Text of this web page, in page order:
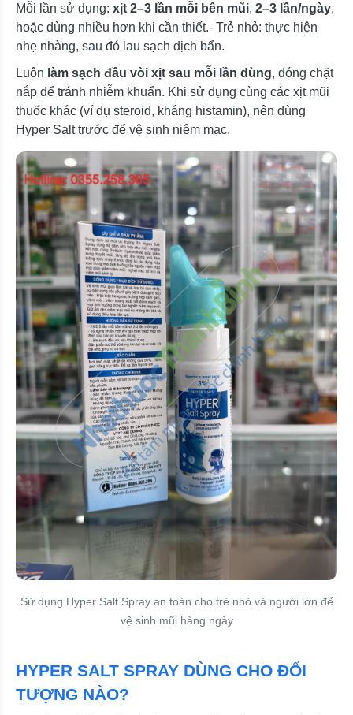
Mỗi lần sử dụng: xịt 2–3 lần mỗi bên mũi, 2–3 lần/ngày,
hoặc dùng nhiều hơn khi cần thiết.- Trẻ nhỏ: thực hiện
nhẹ nhàng, sau đó lau sạch dịch bẩn.
Luôn làm sạch đầu vòi xịt sau mỗi lần dùng, đóng chặt
nắp để tránh nhiễm khuẩn. Khi sử dụng cùng các xịt mũi
thuốc khác (ví dụ steroid, kháng histamin), nên dùng
Hyper Salt trước để vệ sinh niêm mạc.
Sử dụng Hyper Salt Spray an toàn cho trẻ nhỏ và người lớn để
vệ sinh mũi hàng ngày
HYPER SALT SPRAY DÙNG CHO ĐỐI
TƯỢNG NÀO?